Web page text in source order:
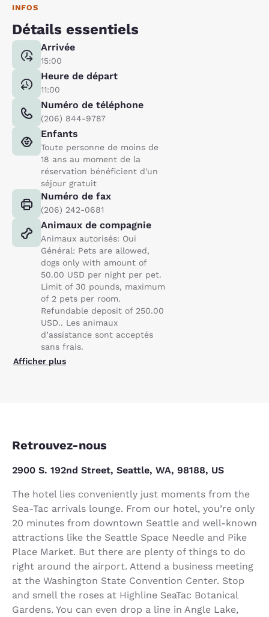
INFOS
Détails essentiels
Arrivée
15:00
Heure de départ
11:00
Numéro de téléphone
(206) 844-9787
Enfants
Toute personne de moins de
18 ans au moment de la
réservation bénéficient d'un
séjour gratuit
Numéro de fax
(206) 242-0681
Animaux de compagnie
Animaux autorisés: Oui
Général: Pets are allowed,
dogs only with amount of
50.00 USD per night per pet.
Limit of 30 pounds, maximum
of 2 pets per room.
Refundable deposit of 250.00
USD.. Les animaux
d’assistance sont acceptés
sans frais.
Afficher plus
Retrouvez-nous
2900 S. 192nd Street, Seattle, WA, 98188, US
The hotel lies conveniently just moments from the
Sea-Tac arrivals lounge. From our hotel, you’re only
20 minutes from downtown Seattle and well-known
attractions like the Seattle Space Needle and Pike
Place Market. But there are plenty of things to do
right around the airport. Attend a business meeting
at the Washington State Convention Center. Stop
and smell the roses at Highline SeaTac Botanical
Gardens. You can even drop a line in Angle Lake,